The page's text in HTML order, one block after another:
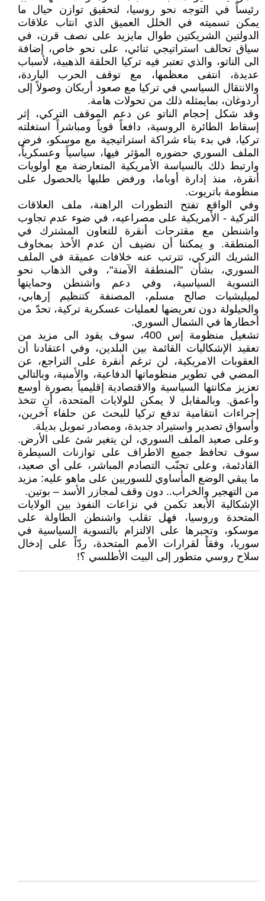
رئيساً في التوجه نحو روسيا، لتحقيق توازن حيال ما
يمكن تسميته في الخلل العميق الذي انتاب علاقات
الدولتين الشريكتين طوال مايزيد على نصف قرن، في
سياق تحالف استراتيجي ثنائي، على نحو خاص، إضافة
الى الناتو، والذي تعتبر فيه تركيا الحلقة الذهبية، لأسباب
عديدة، انتفى معظمها، مع توقف الحرب الباردة،
والانتقال السياسي في تركيا مع صعود أربكان وصولاً إلى
أردوغان، بمايمثله ذلك من تحولات هامة.
وقد شكل إحجام الناتو عن دعم الموقف التركي، إثر
إسقاط الطائرة الروسية، دافعاً قوياً ومباشراً استغلته
تركيا، في بدء بناء شراكة استراتيجية مع موسكو، فرض
الملف السوري حضوره المؤثر فيها، سياسياً وعسكرياً،
وارتبط ذلك بالسياسة الأمريكية المتعارضة مع أولويات
أنقرة، منذ إدارة أوباما، ورفض طلبها بالحصول على
منظومة باتريوت.
وفي الواقع تفتح التطورات الراهنة، ملف العلاقات
التركية - الأمريكية على مصراعيه، في ضوء عدم تجاوب
واشنطن مع مقترحات أنقرة للتعاون المشترك في
المنطقة. و يمكننا أن نضيف أن عدم الأخذ بمخاوف
الشريك التركي، تترتب عنه خلافات عميقة في الملف
السوري، بشأن "المنطقة الآمنة"، وفي الذهاب نحو
التسوية السياسية، وفي دعم واشنطن وحمايتها
لميليشيات صالح مسلم، المصنفة كتنظيم إرهابي،
والحيلولة دون تعريضها لعمليات عسكرية تركية، تحدّ من
أخطارها في الشمال السوري.
تشغيل منظومة إس 400، سوف يقود الى مزيد من
تعقيد الإشكاليات القائمة بين البلدين، وفي اعتقادنا أن
العقوبات الامريكية، لن ترغم أنقرة على التراجع، عن
المضي في تطوير منظوماتها الدفاعية، والأمنية، وبالتالي
تعزيز مكانتها السياسية والاقتصادية إقليمياً بصورة أوسع
وأعمق. وبالمقابل لا يمكن للولايات المتحدة، أن تتخذ
إجراءات انتقامية تدفع تركيا للبحث عن حلفاء آخرين،
وأسواق تصدير واستيراد جديدة، ومصادر تمويل بديلة.
وعلى صعيد الملف السوري، لن يتغير شئ على الأرض.
سوف تحافظ جميع الاطراف على توازنات السيطرة
القادئمة، وعلى تجنّب التصادم المباشر، على أي صعيد،
ما يبقي الوضع المأساوي للسوريين على ماهو عليه: مزيد
من التهجير والخراب.. دون وقف لمجازر الأسد – بوتين.
الإشكالية الأبعد تكمن في نزاعات النفوذ بين الولايات
المتحدة وروسيا، فهل تقلب واشنطن الطاولة على
موسكو، وتجبرها على الالتزام بالتسوية السياسية في
سوريا، وفقاً لقرارات الأمم المتحدة، ردّاً على إدخال
سلاح روسي متطور إلى البيت الأطلسي ؟!